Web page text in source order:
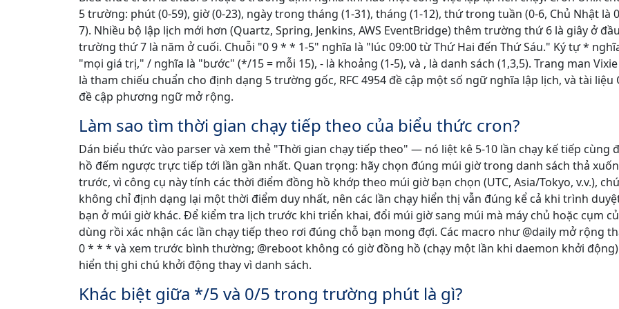
5 trường: phút (0-59), giờ (0-23), ngày trong tháng (1-31), tháng (1-12), thứ trong tuần (0-6, Chủ Nhật là
7). Nhiều bộ lập lịch mới hơn (Quartz, Spring, Jenkins, AWS EventBridge) thêm trường thứ 6 là giây ở
trường thứ 7 là năm ở cuối. Chuỗi "0 9 * * 1-5" nghĩa là "lúc 09:00 từ Thứ Hai đến Thứ Sáu." Ký tự *
"mọi giá trị," / nghĩa là "bước" (*/15 = mỗi 15), - là khoảng (1-5), và , là danh sách (1,3,5). Trang man
là tham chiếu chuẩn cho định dạng 5 trường gốc, RFC 4954 đề cập một số ngữ nghĩa lập lịch, và tài liệu
đề cập phương ngữ mở rộng.
Làm sao tìm thời gian chạy tiếp theo của biểu thức cron?
Dán biểu thức vào parser và xem thẻ "Thời gian chạy tiếp theo" — nó liệt kê 5-10 lần chạy kế tiếp cùng
hồ đếm ngược trực tiếp tới lần gần nhất. Quan trọng: hãy chọn đúng múi giờ trong danh sách thả
trước, vì công cụ này tính các thời điểm đồng hồ khớp theo múi giờ bạn chọn (UTC, Asia/Tokyo, v.v.),
không chỉ định dạng lại một thời điểm duy nhất, nên các lần chạy hiển thị vẫn đúng kể cả khi trình
bạn ở múi giờ khác. Để kiểm tra lịch trước khi triển khai, đổi múi giờ sang múi mà máy chủ hoặc cụm
dùng rồi xác nhận các lần chạy tiếp theo rơi đúng chỗ bạn mong đợi. Các macro như @daily mở rộng
0 * * * và xem trước bình thường; @reboot không có giờ đồng hồ (chạy một lần khi daemon khởi
hiển thị ghi chú khởi động thay vì danh sách.
Khác biệt giữa */5 và 0/5 trong trường phút là gì?